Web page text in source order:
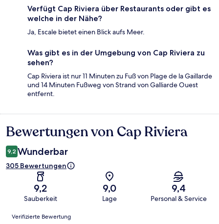
Verfügt Cap Riviera über Restaurants oder gibt es
welche in der Nähe?
Ja, Escale bietet einen Blick aufs Meer.
Was gibt es in der Umgebung von Cap Riviera zu
sehen?
Cap Riviera ist nur 11 Minuten zu Fuß von Plage de la Gaillarde
und 14 Minuten Fußweg von Strand von Galliarde Ouest
entfernt.
Bewertungen
Bewertungen von Cap Riviera
9,2 Wunderbar
305 Bewertungen
9,2
Sauberkeit
9,0
Lage
9,4
Personal & Service
Bewertungen
Verifizierte Bewertung